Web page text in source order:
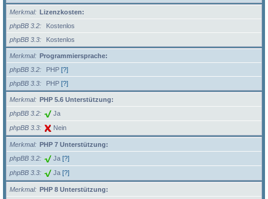
Merkmal
Lizenzkosten:
phpBB 3.2
Kostenlos
phpBB 3.3
Kostenlos
Merkmal
Programmiersprache:
phpBB 3.2
PHP [?]
phpBB 3.3
PHP [?]
Merkmal
PHP 5.6 Unterstützung:
phpBB 3.2
Ja
phpBB 3.3 Nein
Merkmal
PHP 7 Unterstützung:
phpBB 3.2
Ja [?]
phpBB 3.3 Ja [?]
Merkmal
PHP 8 Unterstützung: